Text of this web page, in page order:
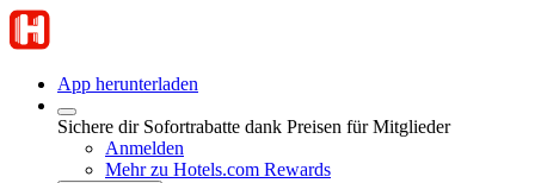
App herunterladen
Sichere dir Sofortrabatte dank Preisen für Mitglieder
Anmelden
Mehr zu Hotels.com Rewards